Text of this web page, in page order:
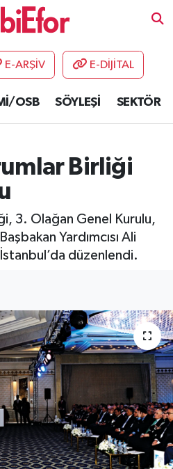
E-ARŞİV E-DİJİTAL
OSB SÖYLEŞİ SEKTÖR
Birliği
3. Olağan Genel Kurulu,
Yardımcısı Ali
İstanbul’da düzenlendi.